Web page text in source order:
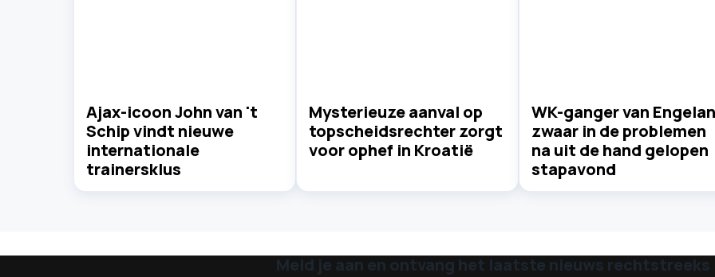
Ajax-icoon John van 't
Schip vindt nieuwe
internationale
trainersklus
Mysterieuze aanval op
topscheidsrechter zorgt
voor ophef in Kroatië
WK-ganger van
zwaar in de problemen
na uit de hand gelopen
stapavond
Meld je aan en ontvang het laatste nieuws rechtstreeks